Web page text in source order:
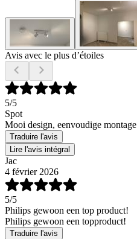
Avis avec le plus d’étoiles
5/5
Spot
Mooi design, eenvoudige montage
Traduire l'avis
Lire l'avis intégral
Jac
4 février 2026
5/5
Philips gewoon een top product!
Philips gewoon een topproduct!
Traduire l'avis